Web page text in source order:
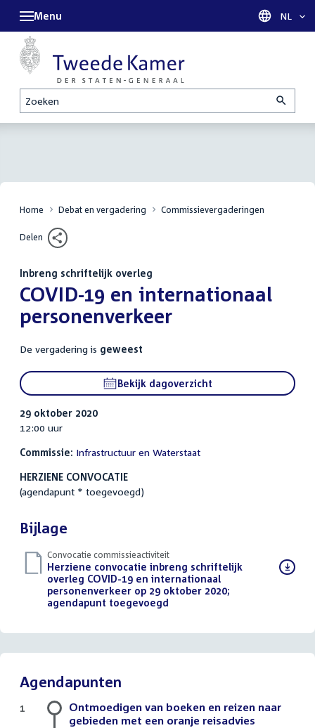
Zoeken
Menu Taal
NL
Home Debat en vergadering Commissievergaderingen
Delen
Inbreng schriftelijk overleg
:COVID-19 en internationaal
personenverkeer
De vergadering is geweest
Bekijk dagoverzicht
29 oktober 2020
12:00 uur
Commissie: Infrastructuur en Waterstaat
HERZIENE CONVOCATIE
(agendapunt * toegevoegd)
Bijlage
Convocatie commissieactiviteit
Download
bestand:
Herziene convocatie inbreng schriftelijk
overleg COVID-19 en internationaal
personenverkeer op 29 oktober 2020;
agendapunt toegevoegd
Agendapunten
Ontmoedigen van boeken en reizen naar
gebieden met een oranje reisadvies
1